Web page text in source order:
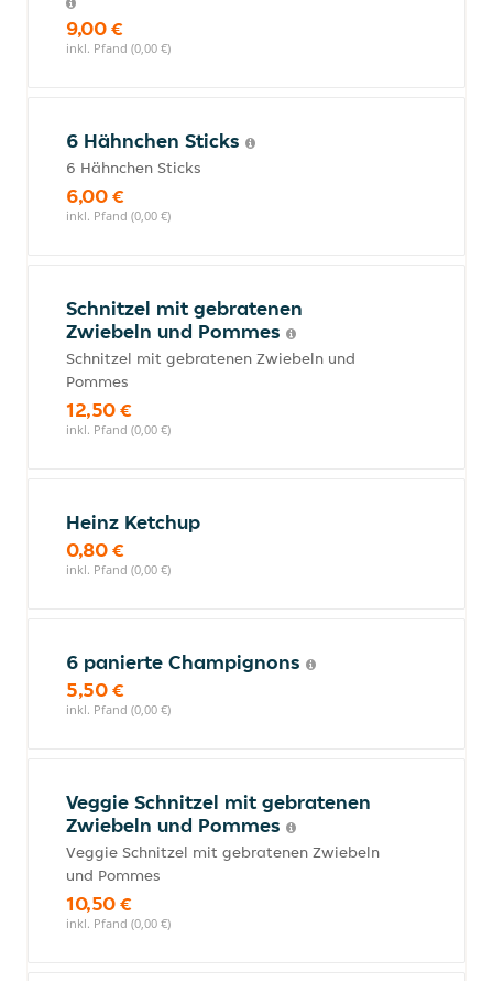
9,00 €
inkl. Pfand (0,00 €)
6 Hähnchen Sticks
6 Hähnchen Sticks
6,00 €
inkl. Pfand (0,00 €)
Schnitzel mit gebratenen
Zwiebeln und Pommes
Schnitzel mit gebratenen Zwiebeln und
Pommes
12,50 €
inkl. Pfand (0,00 €)
Heinz Ketchup
0,80 €
inkl. Pfand (0,00 €)
6 panierte Champignons
5,50 €
inkl. Pfand (0,00 €)
Veggie Schnitzel mit gebratenen
Zwiebeln und Pommes
Veggie Schnitzel mit gebratenen Zwiebeln
und Pommes
10,50 €
inkl. Pfand (0,00 €)